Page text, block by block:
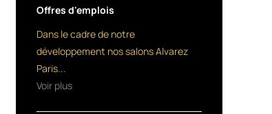
Offres d'emplois
Dans le cadre de notre
développement nos salons Alvarez
Paris...
Voir plus